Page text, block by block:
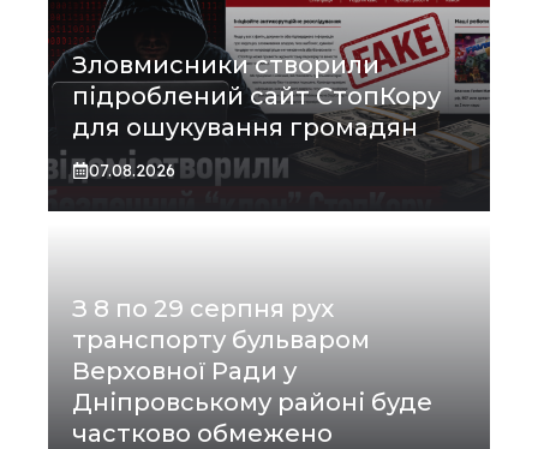
Зловмисники створили
підроблений сайт СтопКору
для ошукування громадян
07.08.2026
З 8 по 29 серпня рух
транспорту бульваром
Верховної Ради у
Дніпровському районі буде
частково обмежено